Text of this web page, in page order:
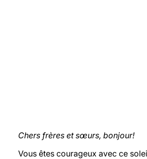
Chers frères et sœurs, bonjour!
Vous êtes courageux avec ce